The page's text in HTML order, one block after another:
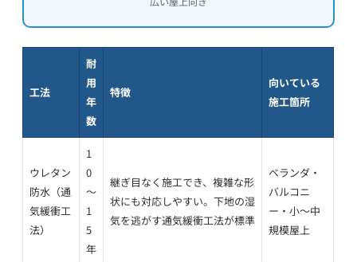
工法
耐
用
年
数
特徴
向いている
施工箇所
ウレタン
防水（通
気緩衝工
法）
1
0
〜
1
5
年
継ぎ目なく施工でき、複雑な形
状にも対応しやすい。下地の湿
気を逃がす通気緩衝工法が標準
ベランダ・
バルコニ
ー・小〜中
規模屋上